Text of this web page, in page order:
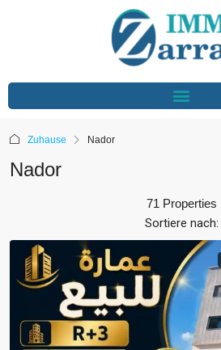
Zuhause Nador
Nador
71 Properties
Sortiere nach: